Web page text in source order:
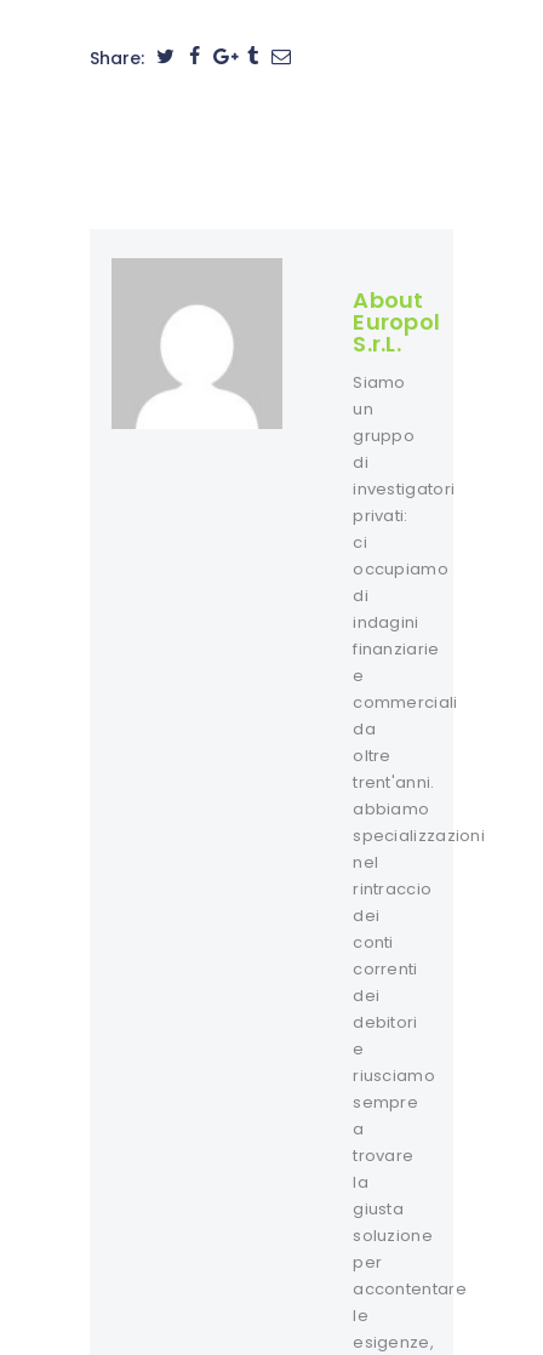
Share:
About
Europol
S.r.L.
Siamo
un
gruppo
di
investigatori
privati:
ci
occupiamo
di
indagini
finanziarie
e
commerciali
da
oltre
trent'anni.
abbiamo
specializzazioni
nel
rintraccio
dei
conti
correnti
dei
debitori
e
riusciamo
sempre
a
trovare
la
giusta
soluzione
per
accontentare
le
esigenze,